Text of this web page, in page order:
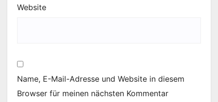
Website
Name, E-Mail-Adresse und Website in diesem
Browser für meinen nächsten Kommentar